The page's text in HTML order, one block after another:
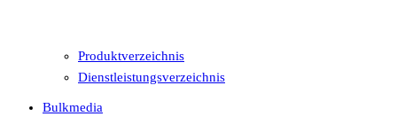
Produktverzeichnis
Dienstleistungsverzeichnis
Bulkmedia